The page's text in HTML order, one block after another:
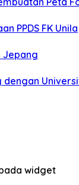
PPDS FK Unila
Jepang
dengan
widget